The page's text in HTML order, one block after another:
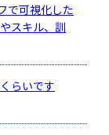
で可視化した
スキル、訓
らいです